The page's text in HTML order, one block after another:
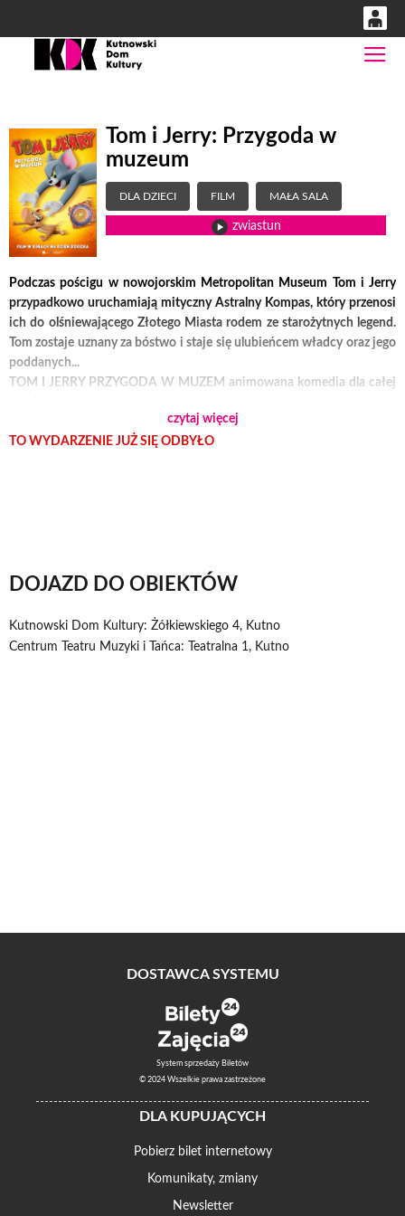
14 53
Tom i Jerry: Przygoda w
muzeum
DLA DZIECI FILM MAŁA SALA
zwiastun
Podczas pościgu w nowojorskim Metropolitan Museum Tom i Jerry
przypadkowo uruchamiają mityczny Astralny Kompas, który przenosi
ich do olśniewającego Złotego Miasta rodem ze starożytnych legend.
Tom zostaje uznany za bóstwo i staje się ulubieńcem władcy oraz jego
poddanych...
TOM I JERRY PRZYGODA W MUZEM animowana komedia dla całej
czytaj więcej
TO WYDARZENIE JUŻ SIĘ ODBYŁO
DOJAZD DO OBIEKTÓW
Kutnowski Dom Kultury: Żółkiewskiego 4, Kutno
Centrum Teatru Muzyki i Tańca: Teatralna 1, Kutno
DOSTAWCA SYSTEMU
System sprzedaży Biletów
© 2024 Wszelkie prawa zastrzeżone
DLA KUPUJĄCYCH
Pobierz bilet internetowy
Komunikaty, zmiany
Newsletter